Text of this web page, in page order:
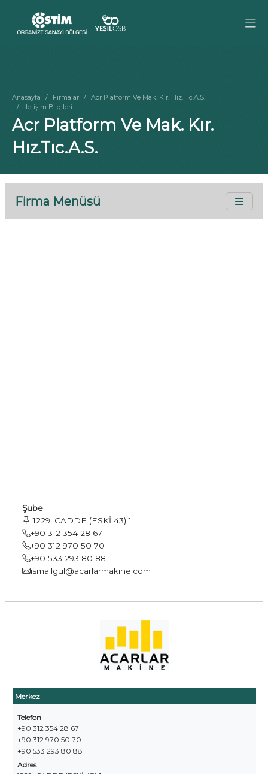
Anasayfa Firmalar
Acr Platform Ve Mak. Kır. Hız.Tıc.A.S.
İletişim Bilgileri
Acr Platform Ve Mak. Kır.
Hız.Tıc.A.S.
Firma Menüsü
Merkez
Telefon
+90 312 354 28 67
+90 312 970 50 70
+90 533 293 80 88
Adres
Şube
1229. CADDE (ESKİ 43) 1
+90 312 354 28 67
+90 312 970 50 70
+90 533 293 80 88
ismailgul@acarlarmakine.com